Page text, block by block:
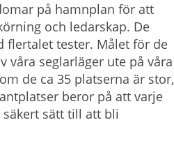
på hamnplan för att
och ledarskap. De
flertalet tester. Målet för de
våra seglarläger ute på våra
de ca 35 platserna är stor,
beror på att varje
sätt till att bli